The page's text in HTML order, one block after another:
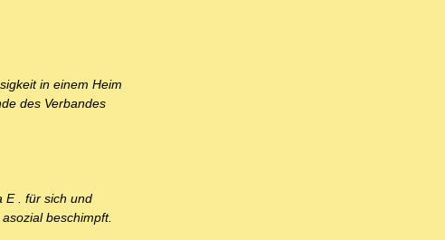
in einem Heim
des Verbandes
E . für sich und
beschimpft.